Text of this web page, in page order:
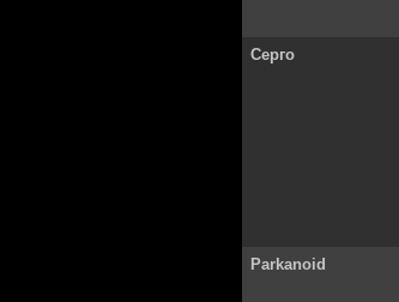
Серго
Parkanoid